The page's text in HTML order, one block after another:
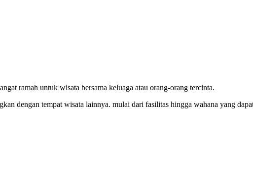
ramah untuk wisata bersama keluaga atau orang-orang tercinta.
dengan tempat wisata lainnya. mulai dari fasilitas hingga wahana yang